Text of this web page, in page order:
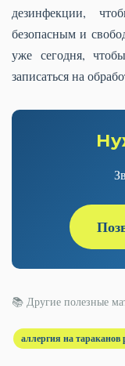
дезинфекции,
безопасным и
уже сегодня,
записаться на
📚 Другие полезные
аллергия на тараканов